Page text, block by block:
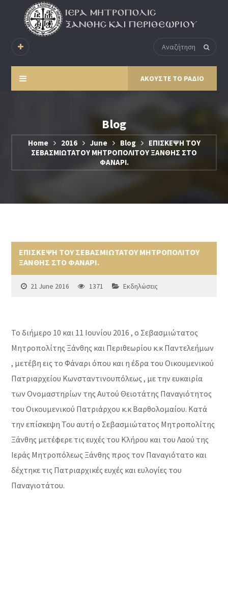
ΑΚΟΥΣΤΕ ΤΟ ΡΑΔΙΟ
Blog
Home 2016 June Blog
ΕΠΙΣΚΕΨΗ ΤΟΥ
ΣΕΒΑΣΜΙΩΤΑΤΟΥ ΜΗΤΡΟΠΟΛΙΤΟΥ ΞΑΝΘΗΣ ΣΤΟ
ΦΑΝΑΡΙ.
ΕΠΙΣΚΕΨΗ ΤΟΥ ΣΕΒΑΣΜΙΩΤΑΤΟΥ ΜΗΤΡΟΠΟΛΙΤΟΥ
ΞΑΝΘΗΣ ΣΤΟ ΦΑΝΑΡΙ.
21 June 2016 1371 Εκδηλώσεις
Το διήμερο 10 και 11 Ιουνίου 2016 , ο Σεβασμιώτατος
Μητροπολίτης Ξάνθης και Περιθεωρίου κ.κ Παντελεήμων
, μετέβη εις το Φάναρι όπου και η έδρα του Οικουμενικού
Πατριαρχείου Κωνσταντινουπόλεως , με την ευκαιρία
των Ονομαστηρίων της Αυτού Θειοτάτης Παναγιότητος
του Οικουμενικού Πατριάρχου κ.κ Βαρθολομαίου. Κατά
την επίσκεψη Του αυτή ο Σεβασμιώτατος Μητροπολίτης
Ξάνθης μετέφερε τις ευχές του Κλήρου και του Λαού της
Ιεράς Μητροπόλεως Ξάνθης προς τον Παναγιότατο και
δέχτηκε τις Πατριαρχικές ευχές και ευλογίες του
Παναγιοτάτου.